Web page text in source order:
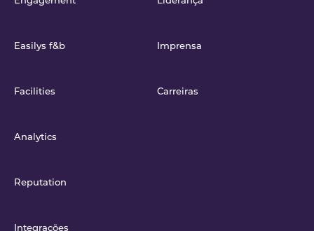
Easilys f&b
Facilities
Analytics
Reputation
Integrações
Imprensa
Carreiras